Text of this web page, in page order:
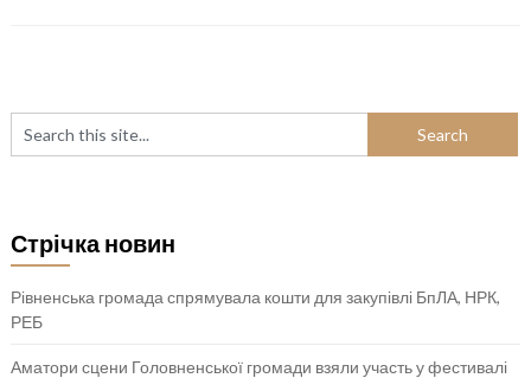
Стрічка новин
Рівненська громада спрямувала кошти для закупівлі БпЛА, НРК,
РЕБ
Аматори сцени Головненської громади взяли участь у фестивалі